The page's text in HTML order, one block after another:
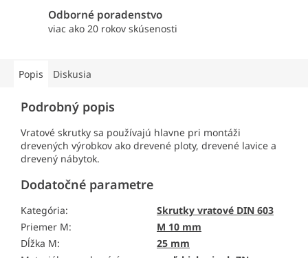
Odborné poradenstvo
viac ako 20 rokov skúsenosti
Popis Diskusia
Podrobný popis
Vratové skrutky sa používajú hlavne pri montáži
drevených výrobkov ako drevené ploty, drevené lavice a
drevený nábytok.
Dodatočné parametre
Kategória:
Skrutky vratové DIN 603
Priemer M:
M 10 mm
Dĺžka M:
25 mm